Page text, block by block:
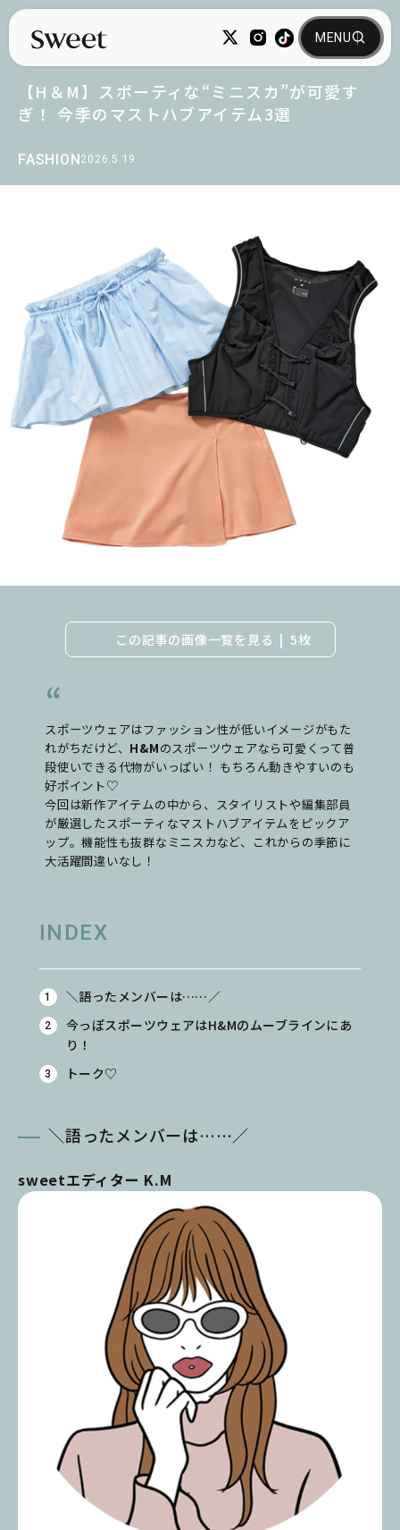
FASHION2026.5.19
【H＆M】スポーティな“ミニスカ”が可愛す
ぎ！ 今季のマストハブアイテム3選
この記事の画像一覧を見る 5枚
スポーツウェアはファッション性が低いイメージがもた
れがちだけど、 H&Mのスポーツウェアなら可愛くって普
段使いできる代物がいっぱい！ もちろん動きやすいのも
好ポイント♡
今回は新作アイテムの中から、スタイリストや編集部員
が厳選したスポーティなマストハブアイテムをピックア
ップ。機能性も抜群なミニスカなど、これからの季節に
大活躍間違いなし！
INDEX
＼語ったメンバーは……／
今っぽスポーツウェアはH&Mのムーブラインにあ
り！
トーク♡
＼語ったメンバーは……／
sweetエディター K.M